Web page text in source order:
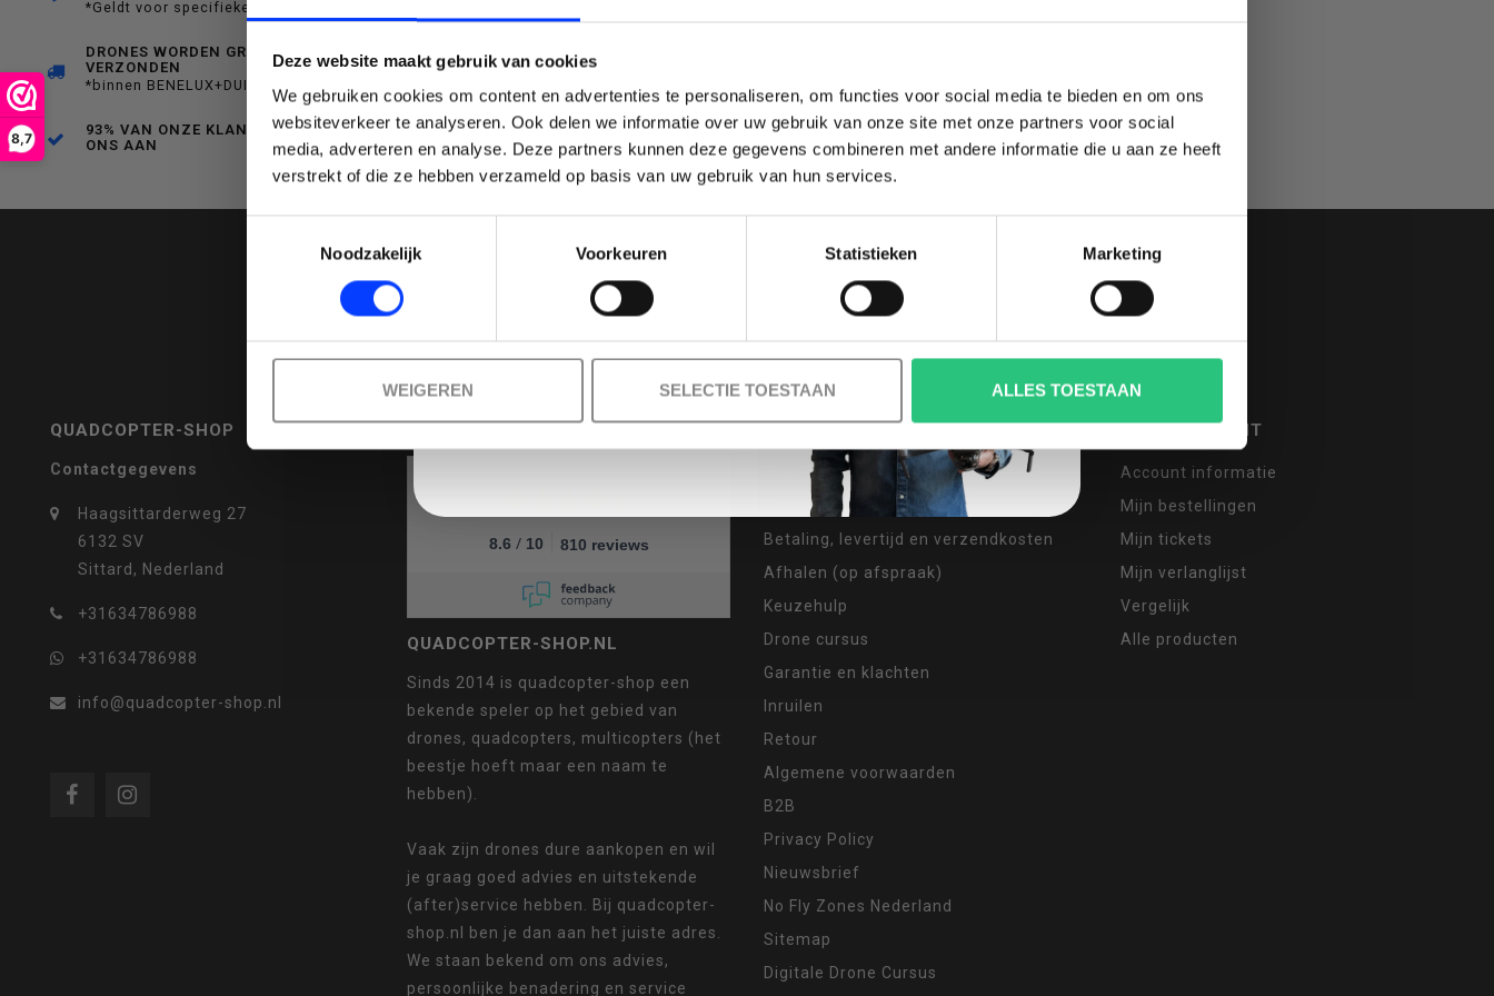
Deze website maakt gebruik van cookies
We gebruiken cookies om content en advertenties te personaliseren, om functies voor social media te bieden en om ons
websiteverkeer te analyseren. Ook delen we informatie over uw gebruik van onze site met onze partners voor social
media, adverteren en analyse. Deze partners kunnen deze gegevens combineren met andere informatie die u aan ze heeft
verstrekt of die ze hebben verzameld op basis van uw gebruik van hun services.
Noodzakelijk
Voorkeuren Statistieken Marketing
WEIGEREN SELECTIE TOESTAAN ALLES TOESTAAN
8,7
een
beschikbaar
*Geldt voor specifieke producten
DRONES WORDEN GRATIS
VERZONDEN
*binnen BENELUX+DUITSLAND
93% VAN ONZE KLANTEN BEVEELT
ONS AAN
MELD JE AAN VOOR ONZE NIEUWSBRIEF
QUADCOPTER-SHOP
Contactgegevens
Haagsittarderweg 27
6132 SV
Sittard, Nederland
+31634786988
+31634786988
info@quadcopter-shop.nl
REVIEWS
8.6 / 10 810 reviews
QUADCOPTER-SHOP.NL
Sinds 2014 is quadcopter-shop een
bekende speler op het gebied van
drones, quadcopters, multicopters (het
beestje hoeft maar een naam te
hebben).
Vaak zijn drones dure aankopen en wil
je graag goed advies en uitstekende
(after)service hebben. Bij quadcopter-
shop.nl ben je dan aan het juiste adres.
We staan bekend om ons advies,
persoonlijke benadering en service
INFORMATIE
Over ons
Contact
Betaling, levertijd en verzendkosten
Afhalen (op afspraak)
Keuzehulp
Drone cursus
Garantie en klachten
Inruilen
Retour
Algemene voorwaarden
B2B
Privacy Policy
Nieuwsbrief
No Fly Zones Nederland
Sitemap
Digitale Drone Cursus
MIJN ACCOUNT
Account informatie
Mijn bestellingen
Mijn tickets
Mijn verlanglijst
Vergelijk
Alle producten
BESTELLING!
Ontvang je welkomstkorting tot 15 euro.
Minimale besteding 100 euro .
Email